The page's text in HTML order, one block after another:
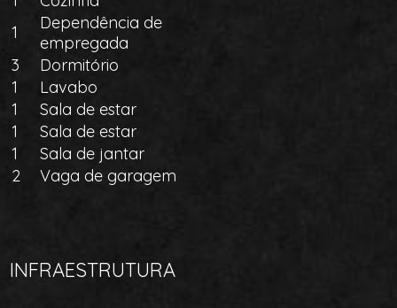
1
Dependência de
empregada
3
Dormitório
1
Lavabo
1
Sala de estar
1
Sala de estar
1
Sala de jantar
2
Vaga de garagem
INFRAESTRUTURA